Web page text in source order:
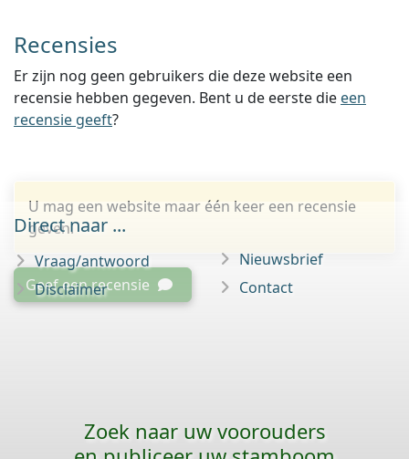
Recensies
Er zijn nog geen gebruikers die deze website een
recensie hebben gegeven. Bent u de eerste die een
recensie geeft?
U mag een website maar één keer een recensie
geven.
Geef een recensie
Direct naar ...
Vraag/antwoord
Disclaimer
Nieuwsbrief
Contact
Zoek naar uw voorouders